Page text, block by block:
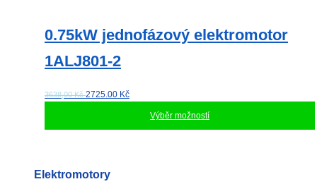
0.75kW jednofázový elektromotor
1ALJ801-2
3638,00 Kč2725.00 Kč
Výběr možností
více
Elektromotory